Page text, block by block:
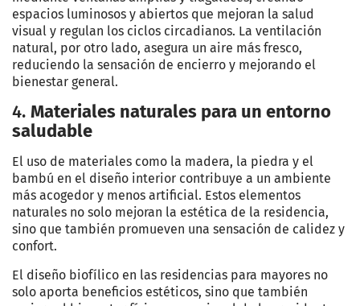
espacios luminosos y abiertos que mejoran la salud
visual y regulan los ciclos circadianos. La ventilación
natural, por otro lado, asegura un aire más fresco,
reduciendo la sensación de encierro y mejorando el
bienestar general.
4. Materiales naturales para un entorno
saludable
El uso de materiales como la madera, la piedra y el
bambú en el diseño interior contribuye a un ambiente
más acogedor y menos artificial. Estos elementos
naturales no solo mejoran la estética de la residencia,
sino que también promueven una sensación de calidez y
confort.
El diseño biofílico en las residencias para mayores no
solo aporta beneficios estéticos, sino que también